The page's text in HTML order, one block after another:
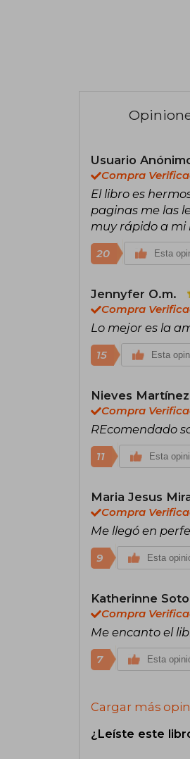
Usuario
Compra
El libro es
paginas me las
muy rápido a mi
20 Esta
Jennyfer O.m.
Compra
Lo mejor es la
15 Esta
Nieves Martínez
Compra
REcomendado
11 Esta
Maria Jesus
Compra
Me llegó en
9 Esta
Katherinne Soto
Compra
Me encanto el
7 Esta
Cargar más
¿Leíste este